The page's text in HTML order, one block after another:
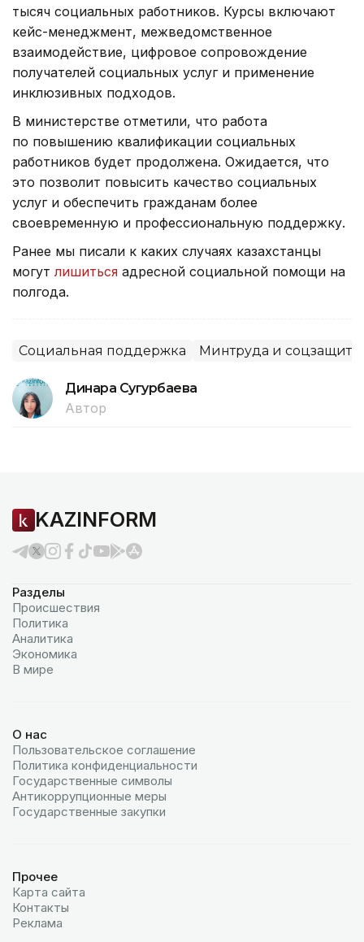
тысяч социальных работников. Курсы включают
кейс-менеджмент, межведомственное
взаимодействие, цифровое сопровождение
получателей социальных услуг и применение
инклюзивных подходов.
В министерстве отметили, что работа
по повышению квалификации социальных
работников будет продолжена. Ожидается, что
это позволит повысить качество социальных
услуг и обеспечить гражданам более
своевременную и профессиональную поддержку.
Ранее мы писали к каких случаях казахстанцы
могут лишиться адресной социальной помощи на
полгода.
Социальная поддержка Минтруда и
Динара Сугурбаева
Автор
KAZINFORM
Разделы
Происшествия
Политика
Аналитика
Экономика
В мире
О нас
Пользовательское соглашение
Политика конфиденциальности
Государственные символы
Антикоррупционные меры
Государственные закупки
Прочее
Карта сайта
Контакты
Реклама